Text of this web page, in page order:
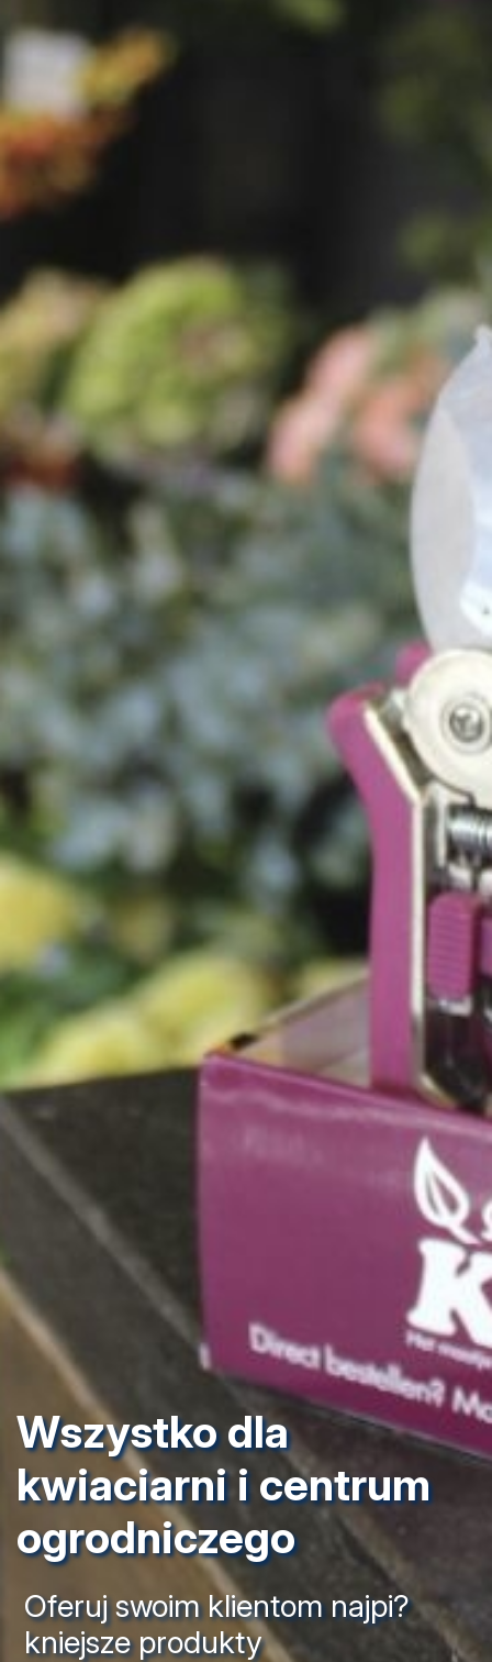
Cynk
Kartki okolicznościowe - Serduszka
Pluszaki + Pianka
Wszystko dla
kwiaciarni i centrum
ogrodniczego
Oferuj swoim klientom najpi?
kniejsze produkty